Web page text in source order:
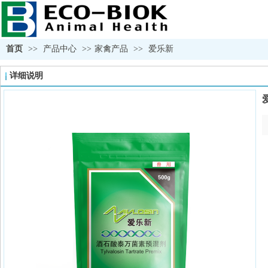
首页 >> 产品中心 >> 家禽产品 >> 爱乐新
详细说明